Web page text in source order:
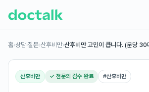
홈›상담·질문›산후비만›산후비만 고민이 큽니다. (분당
산후비만 ✓ 전문의 검수 완료 #산후비만